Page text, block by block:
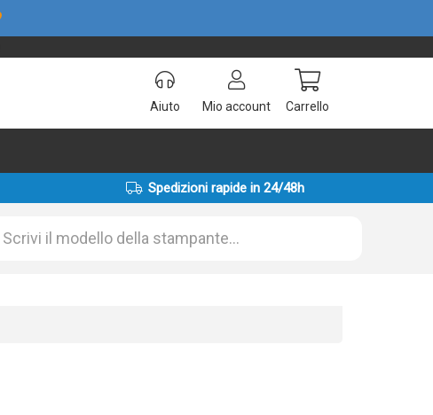
Aiuto Mio account Carrello
Spedizioni rapide in 24/48h